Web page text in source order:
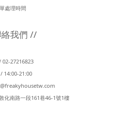
處理時間
我們 //
02-27216823
14:00-21:00
化南路一段161巷46-1號1樓